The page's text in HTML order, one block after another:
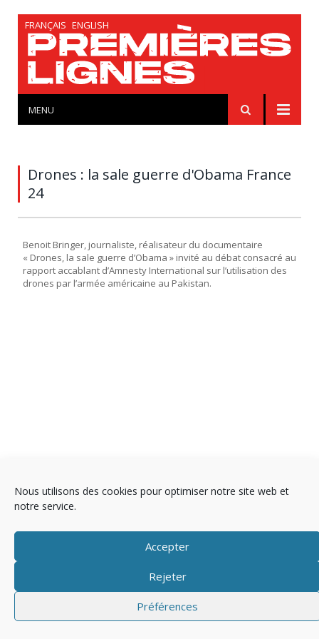
Nous utilisons des cookies pour optimiser notre site web et
notre service.
Accepter
Rejeter
Préférences
FRANÇAIS ENGLISH
MENU
Drones : la sale guerre d'Obama France
24
Benoit Bringer, journaliste, réalisateur du documentaire
« Drones, la sale guerre d’Obama » invité au débat consacré au
rapport accablant d’Amnesty International sur l’utilisation des
drones par l’armée américaine au Pakistan.
Politique de cookies (EU)